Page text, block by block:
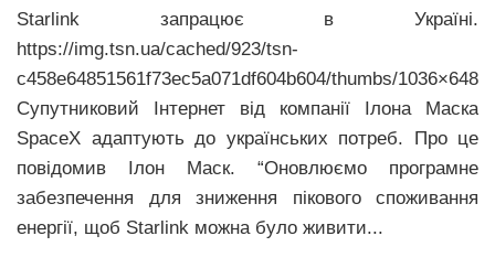
Starlink запрацює в Україні.
https://img.tsn.ua/cached/923/tsn-
c458e64851561f73ec5a071df604b604/thumbs/
Супутниковий Інтернет від компанії Ілона Маска
SpaceX адаптують до українських потреб. Про це
повідомив Ілон Маск. “Оновлюємо програмне
забезпечення для зниження пікового споживання
енергії, щоб Starlink можна було живити...